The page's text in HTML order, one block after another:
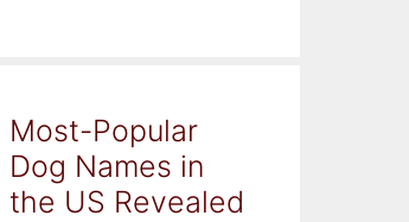
Most-Popular
Dog Names in
the US Revealed